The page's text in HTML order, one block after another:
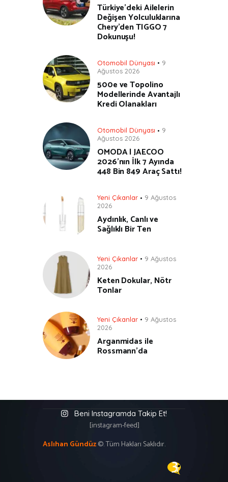
Türkiye’deki Ailelerin
Değişen Yolculuklarına
Chery’den TIGGO 7
Dokunuşu!
Otomobil Dünyası
9
Ağustos 2026
500e ve Topolino
Modellerinde Avantajlı
Kredi Olanakları
Otomobil Dünyası
9
Ağustos 2026
OMODA | JAECOO
2026’nın İlk 7 Ayında
448 Bin 849 Araç Sattı!
Yeni Çıkanlar
9 Ağustos
2026
Aydınlık, Canlı ve
Sağlıklı Bir Ten
Yeni Çıkanlar
9 Ağustos
2026
Keten Dokular, Nötr
Tonlar
Yeni Çıkanlar
9 Ağustos
2026
Arganmidas ile
Rossmann’da
Beni Instagramda Takip Et!
[instagram-feed]
Aslıhan Gündüz©. Tüm Hakları Saklıdır.